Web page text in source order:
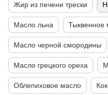
Жир из печени трески
Масло льна Тыквенное
Масло черной смородины
Масло грецкого ореха
Облепиховое масло